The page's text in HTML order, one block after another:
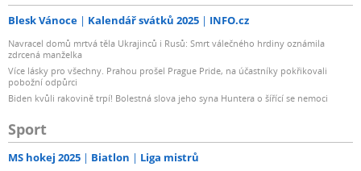
Blesk Vánoce Kalendář svátků 2025 INFO.cz
Navracel domů mrtvá těla Ukrajinců i Rusů: Smrt válečného hrdiny oznámila
zdrcená manželka
Více lásky pro všechny. Prahou prošel Prague Pride, na účastníky pokřikovali
pobožní odpůrci
Biden kvůli rakovině trpí! Bolestná slova jeho syna Huntera o šířící se nemoci
Sport
MS hokej 2025 Biatlon Liga mistrů